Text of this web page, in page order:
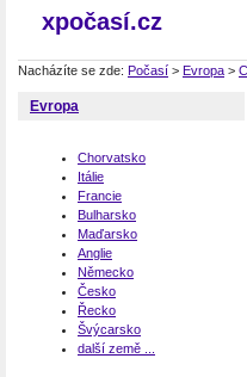
xpočasí.cz
Nacházíte se zde: Počasí > Evropa >
Evropa
Chorvatsko
Itálie
Francie
Bulharsko
Maďarsko
Anglie
Německo
Česko
Řecko
Švýcarsko
další země ...